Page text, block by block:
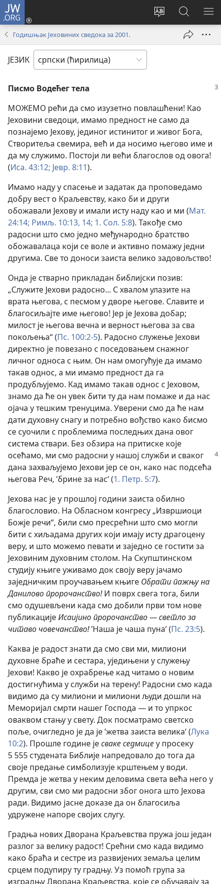
JW.ORG
Промени
Пријава
(отвара
Претрага
сајта
JW.ORG
Годишњак Јеховиних сведока за 2001.
ЈЕЗИК
Писмо Водећег тела
МОЖЕМО рећи да смо изузетно повлашћени! Као
Јеховини сведоци, имамо предност не само да
познајемо Јехову, јединог истинитог и живог Бога,
Створитеља свемира, већ и да носимо његово име и
да му служимо. Постоји ли већи благослов од овога!
(Иса. 43:12; Јевр. 8:11).
Имамо наду у спасење и задатак да проповедамо
добру вест о Краљевству, како би и други
обожавали Јехову и имали исту наду као и ми (Мат.
24:14; Римљ. 10:13, 14; 1. Сол. 5:8). Такође смо
радосни што смо једно међународно братство
обожавалаца који се воле и активно помажу једни
другима. Све то доноси заиста велико задовољство!
Онда је стварно прикладан библијски позив:
„Служите Јехови радосно... С хвалом улазите на
врата његова, с песмом у дворе његове. Славите и
благосиљајте име његово! Јер је Јехова добар;
милост је његова вечна и верност његова за сва
покољења“ (Пс. 100:2-5). Радосно служење Јехови
директно је повезано с поседовањем снажног
личног односа с њим. Он нам омогућује да имамо
такав однос, а ми имамо предност да га
продубљујемо. Кад имамо такав однос с Јеховом,
знамо да ће он увек бити ту да нам помаже и да нас
ојача у тешким тренуцима. Уверени смо да ће нам
дати духовну снагу и потребно вођство како бисмо
се суочили с проблемима последњих дана овог
система ствари. Без обзира на притиске које
осећамо, ми смо радосни у нашој служби и сваког
дана захваљујемо Јехови јер се он, како нас подсећа
његова Реч, ’брине за нас‘ (1. Петр. 5:7).
Јехова нас је у прошлој години заиста обилно
благословио. На Обласном конгресу „Извршиоци
Божје речи“, били смо пресрећни што смо могли
бити с хиљадама других који имају исту драгоцену
веру, и што можемо певати и заједно се гостити за
Јеховиним духовним столом. На Скупштинском
студију књиге уживамо док своју веру јачамо
заједничким проучавањем књиге Обрати пажњу на
Данилово пророчанство!И поврх свега тога, били
смо одушевљени када смо добили први том нове
публикације Исаијино пророчанство — светло за
читаво човечанство!’Наша је чаша пуна‘ (Пс. 23:5).
Каква је радост знати да смо сви ми, милиони
духовне браће и сестара, уједињени у служењу
Јехови! Какво је охрабрење кад читамо о новим
достигнућима у служби на терену! Радосни смо када
видимо да су милиони и милиони људи дошли на
Меморијал смрти нашег Господа — и то упркос
оваквом стању у свету. Док посматрамо светско
поље, очигледно је да је ’жетва заиста велика‘ (Лука
10:2). Прошле године је сваке седмицеу просеку
5 555 студената Библије напредовало до тога да
своје предање симболизује крштењем у води.
Премда је жетва у неким деловима света већа него у
другим, сви смо ми радосни због онога што Јехова
ради. Видимо јасне доказе да он благосиља
удружене напоре својих слугу.
Градња нових Дворана Краљевства пружа још један
разлог за велику радост! Срећни смо када видимо
како браћа и сестре из развијених земаља целим
срцем подупиру ту градњу. Уз помоћ група за
изградњу Дворана Краљевства, које се обучавају за